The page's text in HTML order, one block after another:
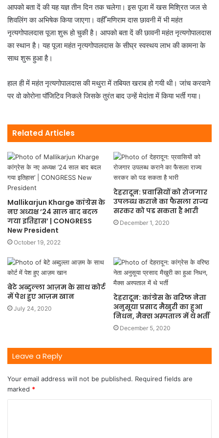
आपको बता दें की यह यज्ञ तीन दिन तक चलेगा। इस पूजा में खस मिश्रित जल से
शिवलिंग का अभिषेक किया जाएगा। वहीँ मणिराम दास छावनी में भी महंत
नृत्यगोपालदास पूजा शुरू हो चुकी है। आपको बता दें की छावनी महंत नृत्यगोपालदास
का स्थान है। यह पूजा महंत नृत्यगोपालदास के सीघ्र स्वस्थय लाभ की कामना के
साथ शुरू हुआ है।
हाल ही में महंत नृत्यगोपालदास की मथुरा में तबियत खराब हो गयी थी। जांच करवाने
पर वो कोरोना पॉजिटिव निकले जिसके तुरंत बाद उन्हें मेदांता में किया भर्ती गया।
Related Articles
Mallikarjun Kharge कांग्रेस के
नए अध्यक्ष ’24 साल बाद बदल
गया इतिहास’ | CONGRESS
New President
October 19, 2022
देहरादून: प्रवासियों को रोजगार
उपलब्ध कराने का फैसला राज्य
सरकर को पड सकता है भारी
December 1, 2020
बेटे अब्दुल्ला आज़म के साथ कोर्ट
में पेश हुए आज़म खान
July 24, 2020
देहरादून: कांग्रेस के वरिष्ठ नेता
अनुसूया प्रसाद मैखुरी का हुआ
निधन, मैक्स अस्पताल में थे भर्ती
December 5, 2020
Leave a Reply
Your email address will not be published. Required fields are
marked *